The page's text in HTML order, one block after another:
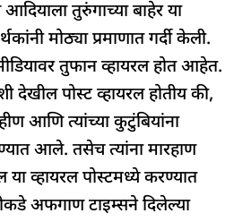
आदियाला तुरुंगाच्या बाहेर या
मोठ्या प्रमाणात गर्दी केली.
तुफान व्हायरल होत आहेत.
देखील पोस्ट व्हायरल होतीय की,
आणि त्यांच्या कुटुंबियांना
आले. तसेच त्यांना मारहाण
या व्हायरल पोस्टमध्ये करण्यात
अफगाण टाइम्सने दिलेल्या